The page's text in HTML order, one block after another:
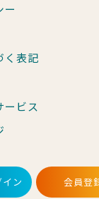
ー
く表記
ービス
ン 会員登